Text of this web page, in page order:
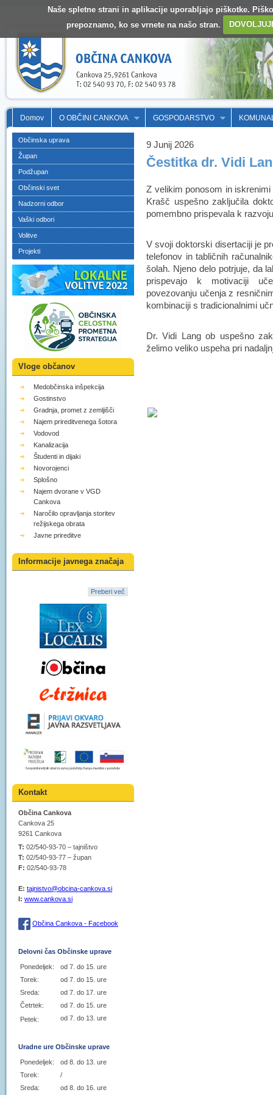
Naše spletne strani in aplikacije uporabljajo piškotke.
prepoznamo, ko se vrnete na našo stran.
Domov O OBČINI CANKOVA GOSPODARSTVO
Občinska uprava
Župan
Podžupan
Občinski svet
Nadzorni odbor
Vaški odbori
Volitve
Projekti
Vloge občanov
Medobčinska inšpekcija
Gostinstvo
Gradnja, promet z zemljišči
Najem prireditvenega šotora
Vodovod
Kanalizacija
Študenti in dijaki
Novorojenci
Splošno
Najem dvorane v VGD
Cankova
Naročilo opravljanja storitev
režijskega obrata
Javne prireditve
Informacije javnega značaja
Preberi več
Kontakt
Občina Cankova
Cankova 25
9261 Cankova
T: 02/540-93-70 – tajništvo
T: 02/540-93-77 – župan
F: 02/540-93-78
E: tajnistvo@obcina-cankova.si
I: www.cankova.si
Občina Cankova - Facebook
Delovni čas Občinske uprave
Ponedeljek:
od 7. do 15. ure
Torek:
od 7. do 15. ure
Sreda:
od 7. do 17. ure
Četrtek:
od 7. do 15. ure
Petek:
od 7. do 13. ure
Uradne ure Občinske uprave
Ponedeljek:
od 8. do 13. ure
Torek:
/
Sreda:
od 8. do 16. ure
9 Junij 2026
Čestitka dr. Vidi
Z velikim ponosom in
Krašč uspešno zaključila
pomembno prispevala k
V svoji doktorski disertaciji je
telefonov in tabličnih
šolah. Njeno delo potrjuje, da
prispevajo k motivaciji
povezovanju učenja z
kombinaciji s tradicionalnimi
Dr. Vidi Lang ob uspešno
želimo veliko uspeha pri